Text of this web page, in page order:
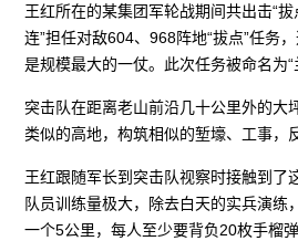
王红所在的某集团军轮战期间共出击“拔
连”担任对敌604、968阵地“拔点”任务
是规模最大的一仗。此次任务被命名为“
突击队在距离老山前沿几十公里外的大
类似的高地，构筑相似的堑壕、工事，
王红跟随军长到突击队视察时接触到了
队员训练量极大，除去白天的实兵演练
一个5公里，每人至少要背负20枚手榴